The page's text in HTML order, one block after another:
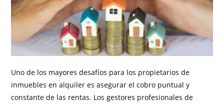
Uno de los mayores desafíos para los propietarios de
inmuebles en alquiler es asegurar el cobro puntual y
constante de las rentas. Los gestores profesionales de